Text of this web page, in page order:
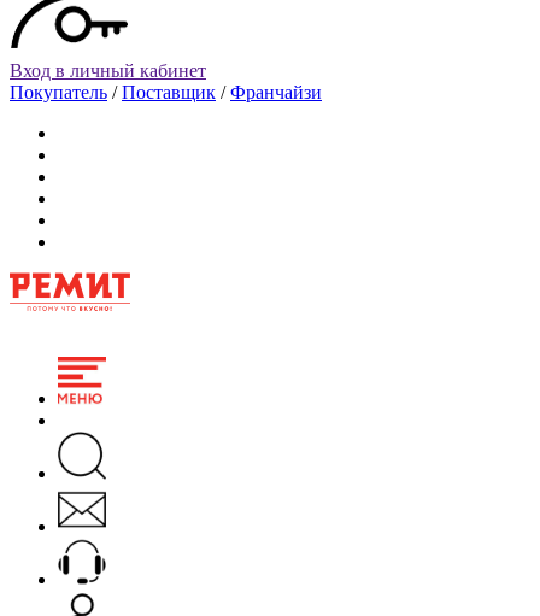
Вход в личный кабинет
Покупатель /Поставщик /Франчайзи